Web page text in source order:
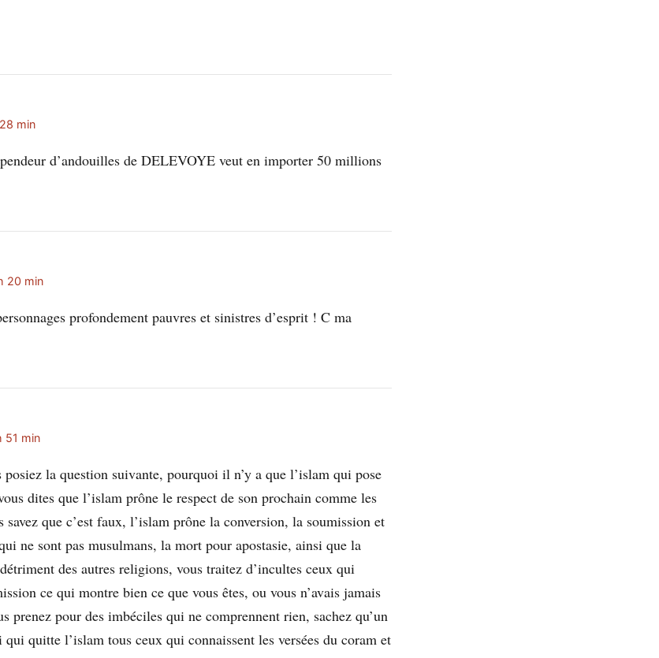
min
d’andouilles de DELEVOYE veut en importer 50 millions
20 min
profondement pauvres et sinistres d’esprit ! C ma
51 min
la question suivante, pourquoi il n’y a que l’islam qui pose
dites que l’islam prône le respect de son prochain comme les
que c’est faux, l’islam prône la conversion, la soumission et
ne sont pas musulmans, la mort pour apostasie, ainsi que la
des autres religions, vous traitez d’incultes ceux qui
ce qui montre bien ce que vous êtes, ou vous n’avais jamais
prenez pour des imbéciles qui ne comprennent rien, sachez qu’un
quitte l’islam tous ceux qui connaissent les versées du coram et